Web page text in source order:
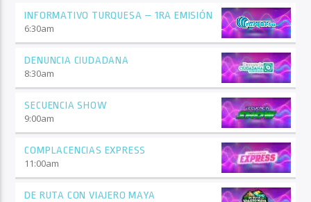
INFORMATIVO TURQUESA – 1RA EMISIÓN
6:30am
DENUNCIA CIUDADANA
8:30am
SECUENCIA SHOW
9:00am
COMPLACENCIAS EXPRESS
11:00am
DE RUTA CON VIAJERO MAYA